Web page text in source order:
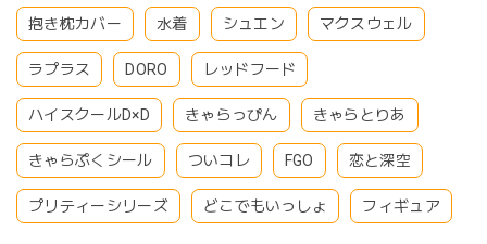
抱き枕カバー 水着 シュエン マクスウェル
ラプラス DORO レッドフード
ハイスクールD×D きゃらっぴん きゃらとりあ
きゃらぷくシール ついコレ FGO 恋と深空
プリティーシリーズ どこでもいっしょ フィギュア